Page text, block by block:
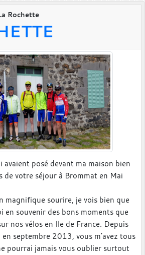
Rochette
avaient posé devant ma maison bien
de votre séjour à Brommat en Mai
magnifique sourire, je vois bien que
en souvenir des bons moments que
nos vélos en Ile de France. Depuis
septembre 2013, vous m’avez tous
pourrai jamais vous oublier surtout